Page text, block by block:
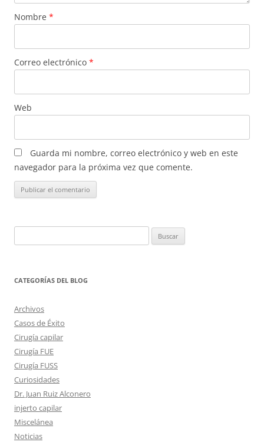
Nombre *
Correo electrónico *
Web
Guarda mi nombre, correo electrónico y web en este
navegador para la próxima vez que comente.
CATEGORÍAS DEL BLOG
Archivos
Casos de Éxito
Cirugía capilar
Cirugía FUE
Cirugía FUSS
Curiosidades
Dr. Juan Ruiz Alconero
injerto capilar
Miscelánea
Noticias